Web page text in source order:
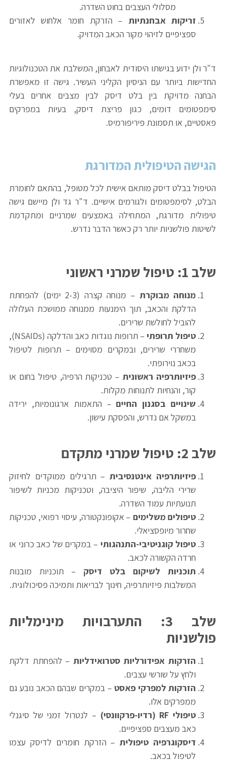
מסלולי העצבים בחוט השדרה.
זריקות אבחנתיות – הזרקת חומר אלחוש לאזורים
ספציפיים לזיהוי מקור הכאב המדויק.
ד"ר ולן ידוע בגישתו היסודית לאבחון, המשלבת את הטכנולוגיות
החדישות ביותר עם הניסיון הקליני העשיר. גישה זו מאפשרת
הבחנה מדויקת בין בלט דיסק לבין מצבים אחרים בעלי
סימפטומים דומים, כגון פריצת דיסק, בעיות במפרקים
פאסטיים, או תסמונת פיריפורמיס.
הגישה הטיפולית המדורגת
הטיפול בבלט דיסק מותאם אישית לכל מטופל, בהתאם לחומרת
הבלט, לסימפטומים ולגורמים אישיים. ד"ר גד ולן מיישם גישה
טיפולית מדורגת, המתחילה באמצעים שמרניים ומתקדמת
לשיטות פולשניות יותר רק כאשר הדבר נדרש.
שלב 1: טיפול שמרני ראשוני
מנוחה מבוקרת
– מנוחה קצרה (2-3 ימים) להפחתת
הדלקת והכאב, תוך הימנעות ממנוחה ממושכת העלולה
להוביל לחולשת שרירים.
טיפול תרופתי
– תרופות נוגדות כאב והדלקה (NSAIDs),
משחררי שרירים, ובמקרים מסוימים – תרופות לטיפול
בכאב נוירופתי.
פיזיותרפיה ראשונית– טכניקות הרפיה, טיפול בחום או
קור, והנחיות לתנוחות מקלות.
שינויים בסגנון החיים– התאמות ארגונומיות, ירידה
במשקל אם נדרש, והפסקת עישון.
שלב 2: טיפול שמרני מתקדם
פיזיותרפיה אינטנסיבית– תרגילים ממוקדים לחיזוק
שרירי הליבה, שיפור היציבה, וטכניקות מכניות לשיפור
תנועתיות עמוד השדרה.
טיפולים משלימים – אקופונקטורה, עיסוי רפואי, טכניקות
שחרור מיופסציאלי.
טיפול קוגניטיבי-התנהגותי – במקרים של כאב כרוני או
חרדה הקשורה לכאב.
תוכניות לשיקום בלט דיסק – תוכניות מובנות
המשלבות פיזיותרפיה, חינוך לבריאות ותמיכה פסיכולוגית.
שלב 3: התערבויות מינימליות
פולשניות
הזרקות אפידורליות סטרואידליות – להפחתת דלקת
ולחץ על שורשי עצבים.
הזרקות למפרקי פאסט – במקרים שבהם הכאב נובע גם
ממפרקים אלו.
טיפוליRF ( רדיו-פרקוונסי) – לנטרול זמני של סיגנלי
כאב מעצבים ספציפיים.
דיסקוגרפיה טיפולית– הזרקת חומרים לדיסק עצמו
לטיפול בכאב.